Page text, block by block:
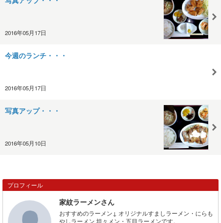
2016年05月17日
今週のランチ・・・
2016年05月17日
写真アップ・・・
2016年05月10日
プロフィール
家紋ラーメンさん
おすすめのラーメン↓ オリジナルすましラーメン・にらも
やしラーメン 坦々メン・五目ラーメンです。